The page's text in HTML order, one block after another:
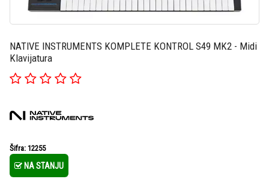
NATIVE INSTRUMENTS KOMPLETE KONTROL S49 MK2 - Midi
Klavijatura
Šifra: 12255
NA STANJU